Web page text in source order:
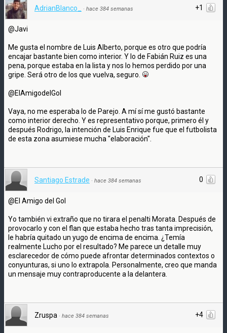
+1
AdrianBlanco_ · hace 384 semanas
@Javi
Me gusta el nombre de Luis Alberto, porque es otro que podría
encajar bastante bien como interior. Y lo de Fabián Ruiz es una
pena, porque estaba en la lista y nos lo hemos perdido por una
gripe. Será otro de los que vuelva, seguro.
@ElAmigodelGol
Vaya, no me esperaba lo de Parejo. A mí sí me gustó bastante
como interior derecho. Y es representativo porque, primero él y
después Rodrigo, la intención de Luis Enrique fue que el futbolista
de esta zona asumiese mucha "elaboración".
0
Santiago Estrade · hace 384 semanas
@El Amigo del Gol
Yo también vi extraño que no tirara el penalti Morata. Después de
provocarlo y con el flan que estaba hecho tras tanta imprecisión,
le habría quitado un yugo de encima de encima. ¿Temía
realmente Lucho por el resultado? Me parece un detalle muy
esclarecedor de cómo puede afrontar determinados contextos o
conyunturas, si uno lo extrapola. Personalmente, creo que manda
un mensaje muy contraproducente a la delantera.
+4
Zruspa · hace 384 semanas